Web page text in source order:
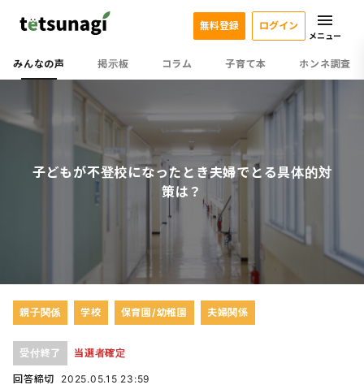
みんなの声 掲示板 コラム 子育て本 ホンネ調査
無料登録 ログイン
メニュー
子どもが不登校になったとき夫婦でとる具体的対
策は？
親子関係 学校 保育園/幼稚園 夫婦関係
受付終了 当選者確定
回答締切
2025.05.15 23:59